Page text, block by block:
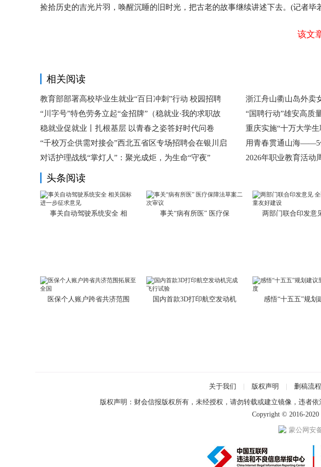
捡拾历史的吉光片羽，唤醒沉睡的旧时光，把古老的故事继续讲述下去。(记者毕
该文
相关阅读
教育部部署高校毕业生就业“百日冲刺”行动 校园招聘
浙江舟山衢山岛外
“川字号”特色劳务立起“金招牌”（稳就业·我的求职故
“国聘行动”雄安高质
稳就业促就业丨扎根基层 以青春之姿答好时代问卷
重庆实施“十万大学
“千校万企供需对接会”西北五省区专场招聘会在银川启
用青春贯通山海——5
对话护理战线“掌灯人”：聚光成炬，为生命“守夜”
2026年职业教育活动
头条阅读
事关自动驾驶系统安全 相 事关“病有所医” 医疗保 两部门联合印发意
医保个人账户跨省共济范围 国内首款3D打印航空发动机 感悟“十五五”规划
关于我们 版权声明 删稿流程
版权声明：财会信报版权所有，未经授权，请勿转载或建立镜像，违者
Copyright © 2016-
蒙公网安